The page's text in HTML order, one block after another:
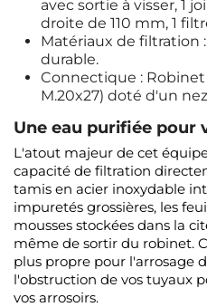
avec sortie à visser, 1
droite de 110 mm, 1
Matériaux de filtration
durable.
Connectique :
M.20x27) doté d'un
Une eau purifiée pour
L'atout majeur de cet
capacité de filtration
tamis en acier inoxydable
impuretés grossières, les
mousses stockées dans la
même de sortir du robinet.
plus propre pour l'arrosage
l'obstruction de vos tuyaux
vos arrosoirs.